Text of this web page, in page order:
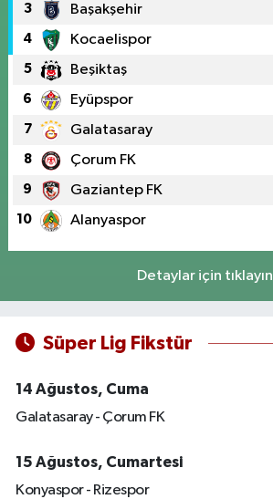
3 Başakşehir
4 Kocaelispor
5 Beşiktaş
6 Eyüpspor
7 Galatasaray
8 Çorum FK
9 Gaziantep FK
10 Alanyaspor
Detaylar için tıklayın
Süper Lig Fikstür
14 Ağustos, Cuma
Galatasaray - Çorum FK
15 Ağustos, Cumartesi
Konyaspor - Rizespor